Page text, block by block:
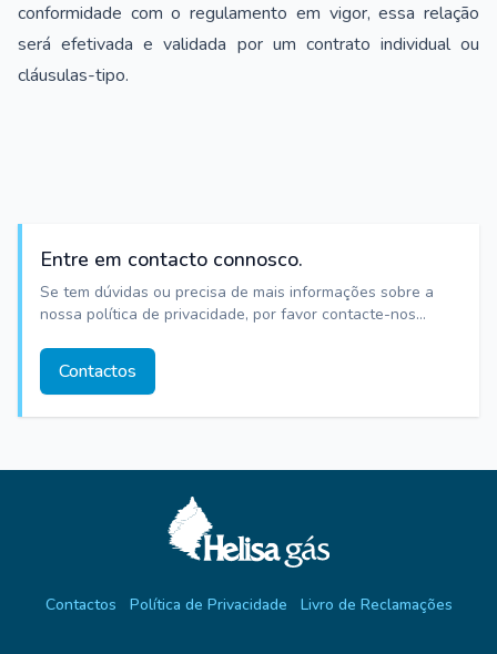
conformidade com o regulamento em vigor, essa relação
será efetivada e validada por um contrato individual ou
cláusulas-tipo.
Entre em contacto connosco.
Se tem dúvidas ou precisa de mais informações sobre a
nossa política de privacidade, por favor contacte-nos...
Contactos
Contactos Política de Privacidade Livro de Reclamações